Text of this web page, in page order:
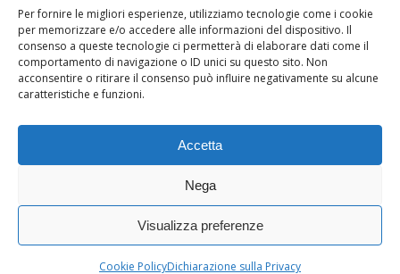
Per fornire le migliori esperienze, utilizziamo tecnologie come i cookie
per memorizzare e/o accedere alle informazioni del dispositivo. Il
consenso a queste tecnologie ci permetterà di elaborare dati come il
comportamento di navigazione o ID unici su questo sito. Non
acconsentire o ritirare il consenso può influire negativamente su alcune
caratteristiche e funzioni.
Accetta
Nega
Visualizza preferenze
Cookie PolicyDichiarazione sulla Privacy
About
Royal